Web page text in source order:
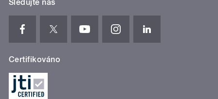
Sledujte nás
Certifikováno